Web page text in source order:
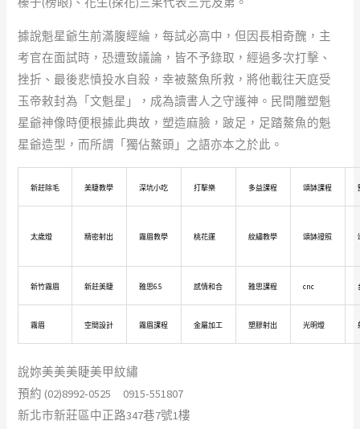
據說魁星爺生前滿腹經綸，每試必高中，但因長相奇醜，主
考官在面試時，恐遭致議論，皆不予錄取，經過多次打擊、
挫折、最後悲憤投水自殺，幸被鰲魚所救，將他載往天庭受
玉帝敕封為「文魁星」，成為讀書人之守護神。民間雕塑魁
星爺神像時便根據此典故，塑造麻臉，跛足，足踏鰲魚的魁
星爺造型，而所謂「獨佔鰲頭」之語亦本之於此。
新莊除毛 美睫教學 深坑小吃 打擊樂 多益課程 頌缽課程
太歲燈 精密射出 霧眉教學 桃花運 紋繡教學 頌缽證照
新竹霧眉 新莊美睫 雅思6.5 感情和合 雅思課程 cnc
霧眉 空間設計 霧眉課程 金屬加工 塑膠射出 光明燈
說妳美美美睫美甲紋繡
預約 (02)8992-0525 0915-551807
新北市新莊區中正路347巷7號1樓